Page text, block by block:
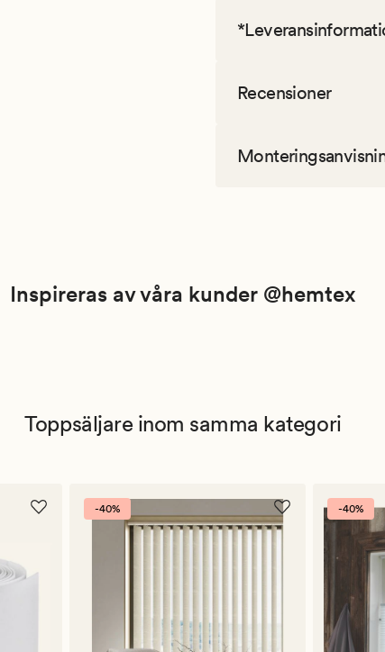
Recensioner
Inspireras av våra kunder @hemtex
Toppsäljare inom samma kategori
-40% -40%